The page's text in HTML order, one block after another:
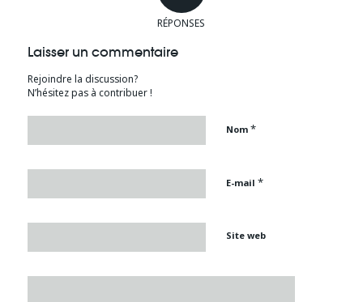
RÉPONSES
Laisser un commentaire
Rejoindre la discussion?
N’hésitez pas à contribuer !
Nom *
E-mail *
Site web